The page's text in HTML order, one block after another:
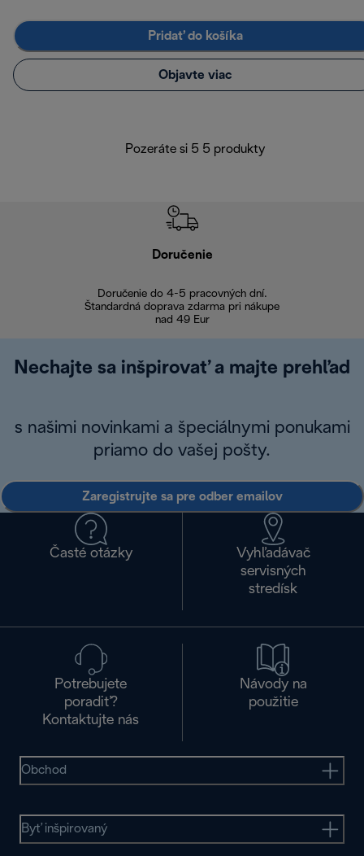
Pridať do košíka
Objavte viac
Pozeráte si 5 5 produkty
Doručenie
Doručenie do 4-5 pracovných dní.
Štandardná doprava zdarma pri nákupe
nad 49 Eur
Nechajte sa inšpirovať a majte prehľad
s našimi novinkami a špeciálnymi ponukami
priamo do vašej pošty.
Zaregistrujte sa pre odber emailov
Časté otázky
Vyhľadávač
servisných
stredísk
Potrebujete
poradiť?
Kontaktujte nás
Návody na
použitie
Obchod
Byť inšpirovaný